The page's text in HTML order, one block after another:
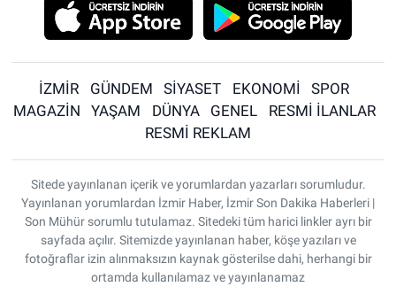
İZMİR GÜNDEM SİYASET EKONOMİ
SPOR
MAGAZİN
YAŞAM DÜNYA GENEL
RESMİ İLANLAR
RESMİ REKLAM
Sitede yayınlanan içerik ve yorumlardan yazarları sorumludur.
Yayınlanan yorumlardan İzmir Haber, İzmir Son Dakika Haberleri |
Son Mühür sorumlu tutulamaz. Sitedeki tüm harici linkler ayrı bir
sayfada açılır. Sitemizde yayınlanan haber, köşe yazıları ve
fotoğraflar izin alınmaksızın kaynak gösterilse dahi, herhangi bir
ortamda kullanılamaz ve yayınlanamaz